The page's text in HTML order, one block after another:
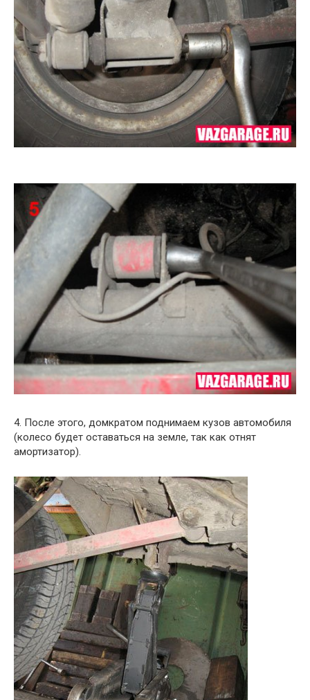
4. После этого, домкратом поднимаем кузов автомобиля
(колесо будет оставаться на земле, так как отнят
амортизатор).